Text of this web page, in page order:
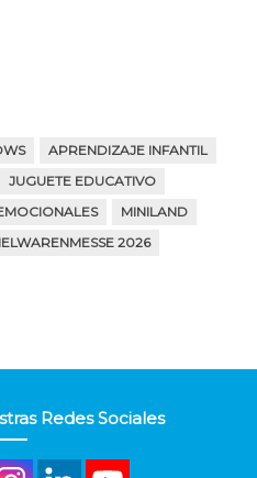
APRENDIZAJE INFANTIL
JUGUETE EDUCATIVO
MINILAND
2026
Redes Sociales